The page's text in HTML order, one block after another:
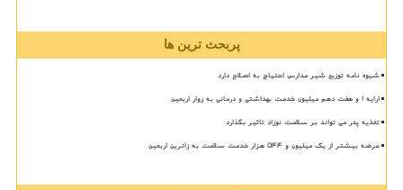
پربحث ترین ها
شیوه نامه توزیع شیر مدارس احتیاج به اصلاح دارد
ارایه ۱ و هفت دهم میلیون خدمت بهداشتی و درمانی به زوار اربعین
تغذیه پدر می تواند بر سلامت نوزاد تاثیر بگذارد
عرضه بیشتر از یک میلیون و ۵۴۴ هزار خدمت سلامت به زائرین اربعین